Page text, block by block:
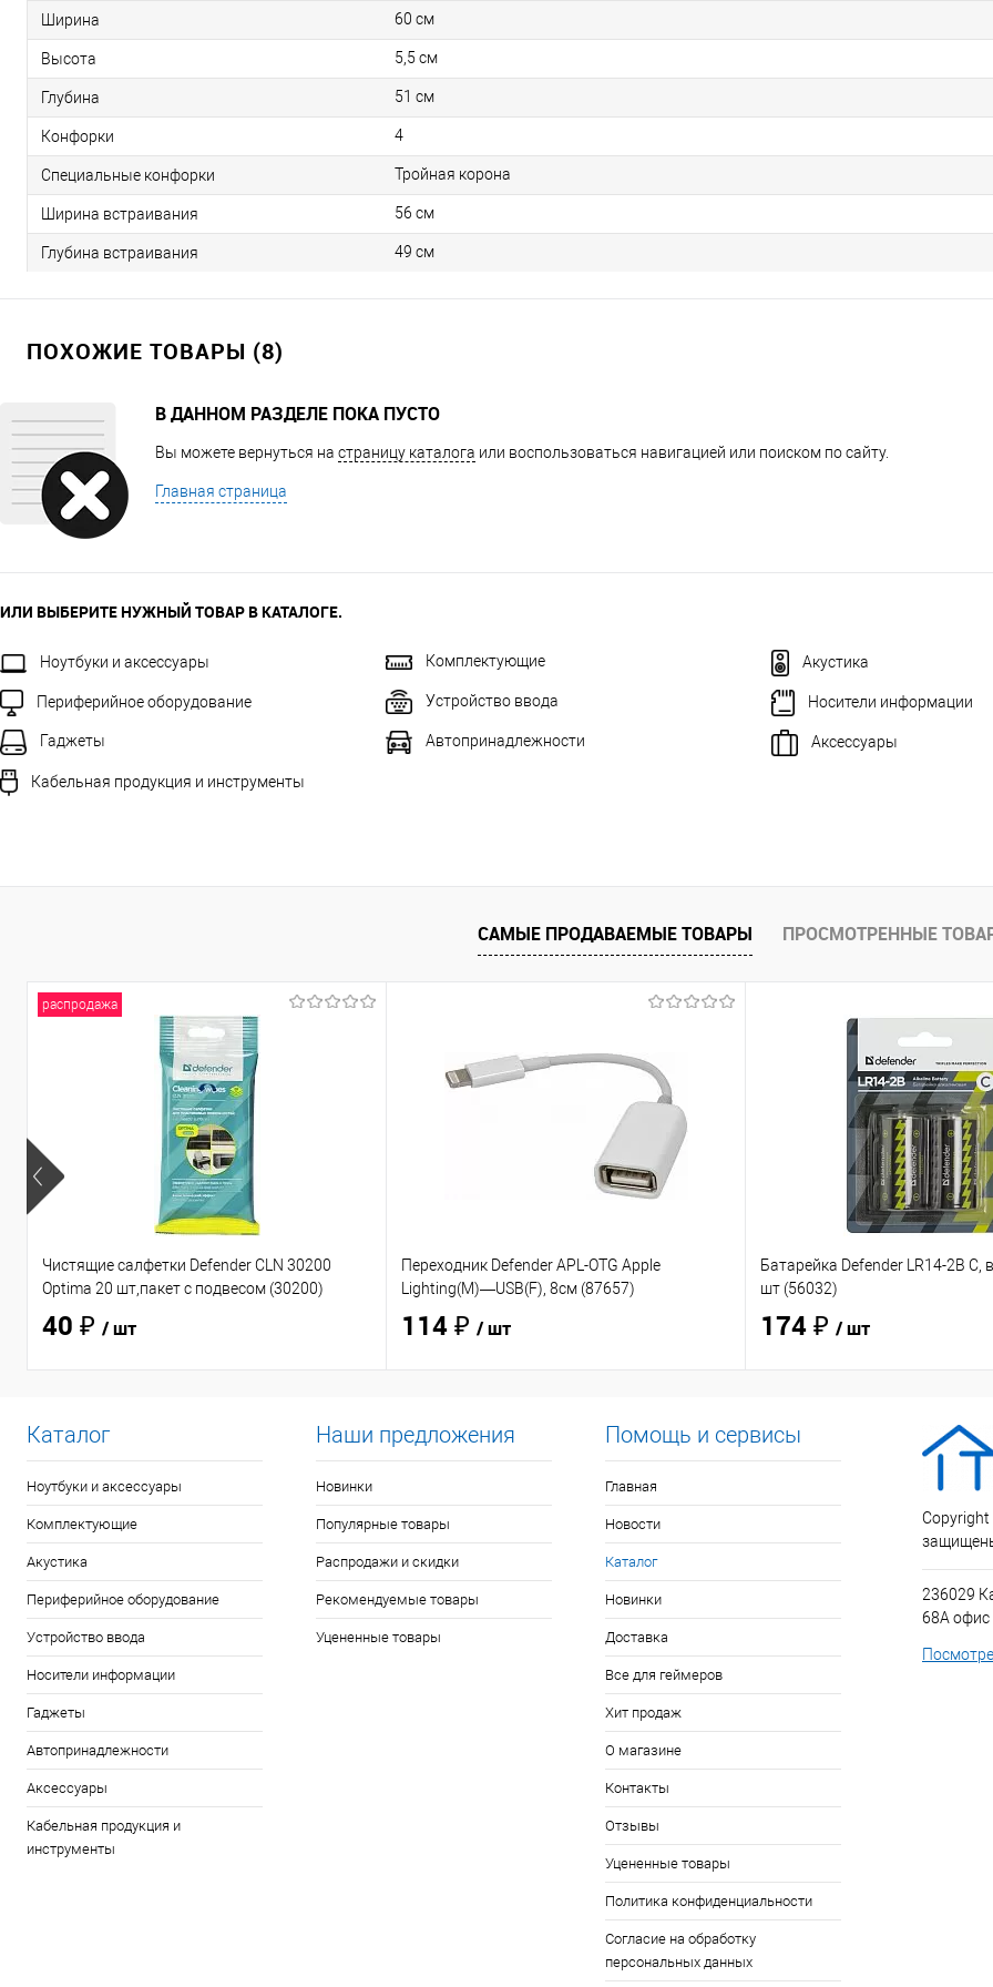
Ширина 60 см
Высота 5,5 см
Глубина 51 см
Конфорки 4
Специальные конфорки Тройная корона
Ширина встраивания 56 см
Глубина встраивания 49 см
ПОХОЖИЕ ТОВАРЫ (8)
В ДАННОМ РАЗДЕЛЕ ПОКА ПУСТО
Вы можете вернуться на страницу каталога или воспользоваться навигацией или поиском по сайту.
Главная страница
ИЛИ ВЫБЕРИТЕ НУЖНЫЙ ТОВАР В КАТАЛОГЕ.
Ноутбуки и аксессуары Комплектующие Акустика
Периферийное оборудование Устройство ввода Носители информации
Гаджеты Автопринадлежности Аксессуары
Кабельная продукция и инструменты
САМЫЕ ПРОДАВАЕМЫЕ ТОВАРЫ ПРОСМОТРЕННЫЕ
распродажа
Чистящие салфетки Defender CLN 30200
Optima 20 шт,пакет с подвесом (30200)
40 ₽ / шт
Переходник Defender APL-OTG Apple
Lighting(M)—USB(F), 8см (87657)
114 ₽ / шт
Батарейка Defender LR14-2B C,
шт (56032)
174 ₽ / шт
Каталог
Ноутбуки и аксессуары
Комплектующие
Акустика
Периферийное оборудование
Устройство ввода
Носители информации
Гаджеты
Автопринадлежности
Аксессуары
Кабельная продукция и
инструменты
Наши предложения
Новинки
Популярные товары
Распродажи и скидки
Рекомендуемые товары
Уцененные товары
Помощь и сервисы
Главная
Новости
Каталог
Новинки
Доставка
Все для геймеров
Хит продаж
О магазине
Контакты
Отзывы
Уцененные товары
Политика конфиденциальности
Согласие на обработку
персональных данных
Copyright
236029
68А офис